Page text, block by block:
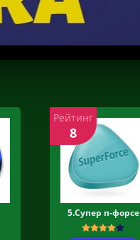
5.Супер п-форсе
Рейтинг
8